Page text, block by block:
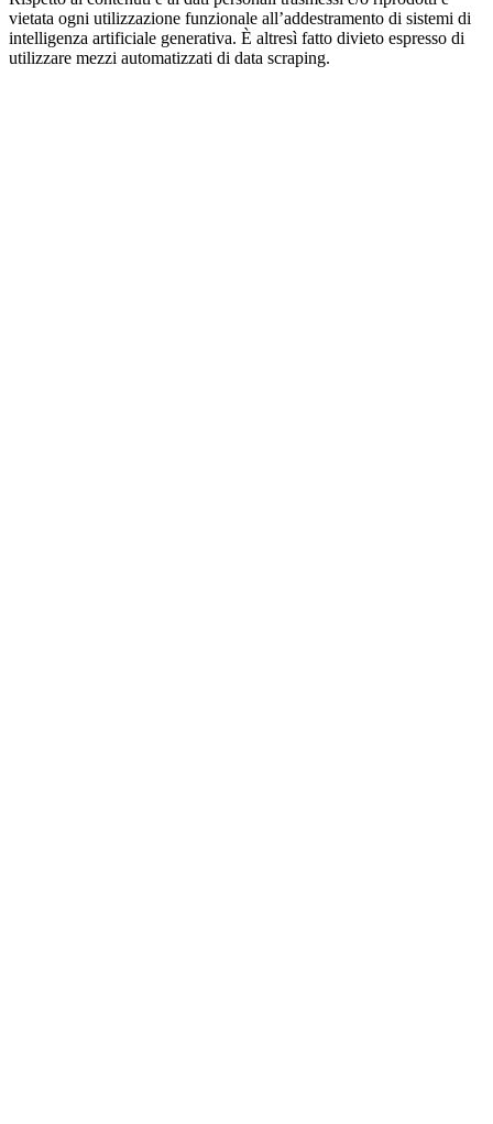
vietata ogni utilizzazione funzionale all’addestramento di sistemi di
intelligenza artificiale generativa. È altresì fatto divieto espresso di
utilizzare mezzi automatizzati di data scraping.